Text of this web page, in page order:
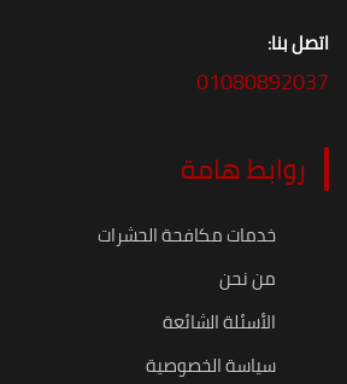
اتصل بنا:
01080892037
روابط هامة
خدمات مكافحة الحشرات
من نحن
الأسئلة الشائعة
سياسة الخصوصية